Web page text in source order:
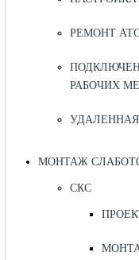
РЕМОНТ
РАБОЧИХ
МОНТАЖ
СКС